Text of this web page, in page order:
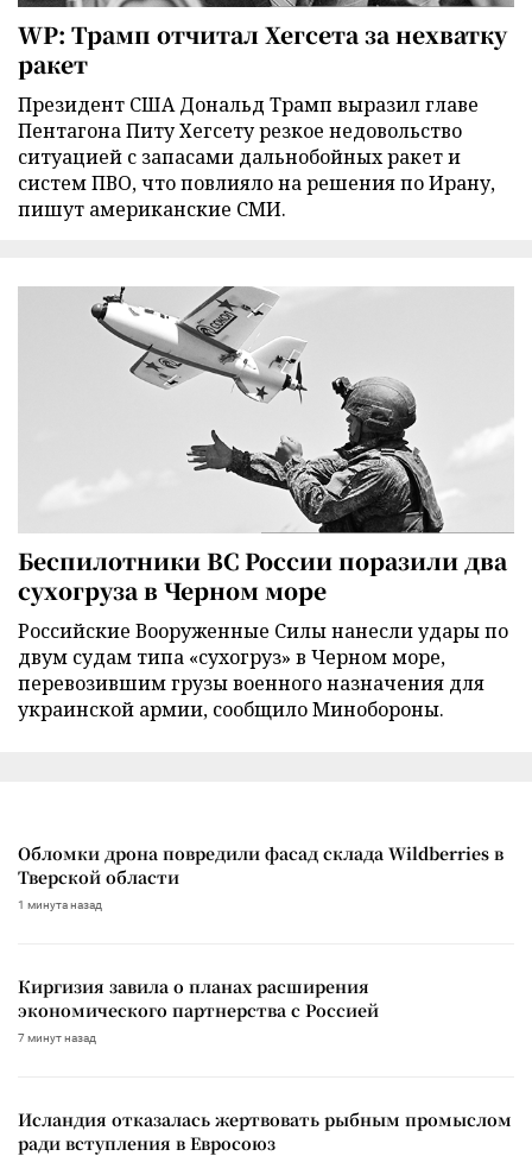
WP: Трамп отчитал Хегсета за нехватку
ракет
Президент США Дональд Трамп выразил главе
Пентагона Питу Хегсету резкое недовольство
ситуацией с запасами дальнобойных ракет и
систем ПВО, что повлияло на решения по Ирану,
пишут американские СМИ.
Беспилотники ВС России поразили два
сухогруза в Черном море
Российские Вооруженные Силы нанесли удары по
двум судам типа «сухогруз» в Черном море,
перевозившим грузы военного назначения для
украинской армии, сообщило Минобороны.
Обломки дрона повредили фасад склада Wildberries в
Тверской области
1 минута назад
Киргизия завила о планах расширения
экономического партнерства с Россией
7 минут назад
Исландия отказалась жертвовать рыбным промыслом
ради вступления в Евросоюз